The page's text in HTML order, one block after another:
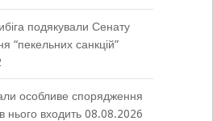
подякували Сенату
“пекельних санкцій”
особливе спорядження
нього входить 08.08.2026